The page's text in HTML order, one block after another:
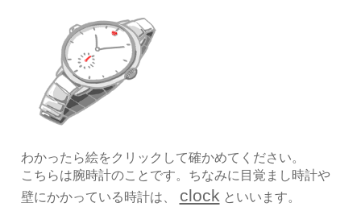
わかったら絵をクリックして確かめてください。
こちらは腕時計のことです。ちなみに目覚まし時計や
壁にかかっている時計は、
clock といいます。